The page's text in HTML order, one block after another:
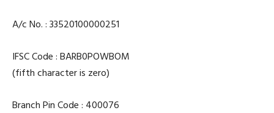
A/c No. : 33520100000251
IFSC Code : BARB0POWBOM
(fifth character is zero)
Branch Pin Code : 400076